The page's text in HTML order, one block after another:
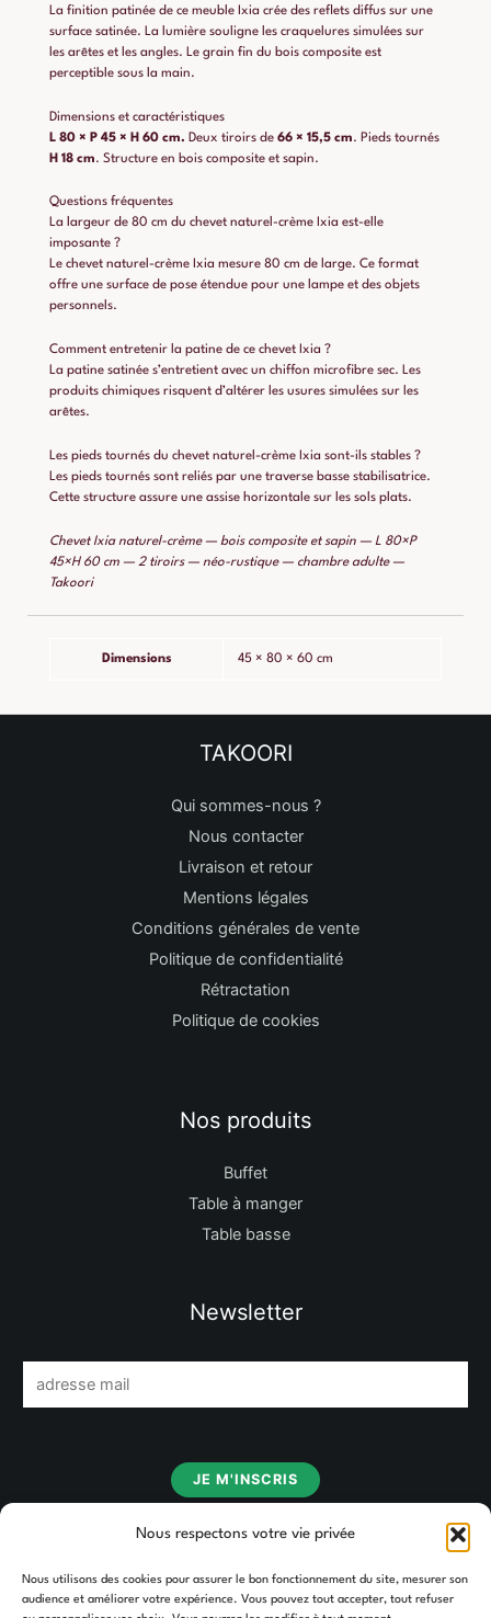
Nous respectons votre vie privée
Nous utilisons des cookies pour assurer le bon fonctionnement du site, mesurer son
audience et améliorer votre expérience. Vous pouvez tout accepter, tout refuser
La finition patinée de ce meuble Ixia crée des reflets diffus sur une
surface satinée. La lumière souligne les craquelures simulées sur
les arêtes et les angles. Le grain fin du bois composite est
perceptible sous la main.
Dimensions et caractéristiques
L 80 × P 45 × H 60 cm. Deux tiroirs de 66 × 15,5 cm. Pieds tournés
H 18 cm. Structure en bois composite et sapin.
Questions fréquentes
La largeur de 80 cm du chevet naturel-crème Ixia est-elle
imposante ?
Le chevet naturel-crème Ixia mesure 80 cm de large. Ce format
offre une surface de pose étendue pour une lampe et des objets
personnels.
Comment entretenir la patine de ce chevet Ixia ?
La patine satinée s’entretient avec un chiffon microfibre sec. Les
produits chimiques risquent d’altérer les usures simulées sur les
arêtes.
Les pieds tournés du chevet naturel-crème Ixia sont-ils stables ?
Les pieds tournés sont reliés par une traverse basse stabilisatrice.
Cette structure assure une assise horizontale sur les sols plats.
Chevet Ixia naturel-crème — bois composite et sapin — L 80×P
45×H 60 cm — 2 tiroirs — néo-rustique — chambre adulte —
Takoori
Dimensions 45 × 80 × 60 cm
TAKOORI
Qui sommes-nous ?
Nous contacter
Livraison et retour
Mentions légales
Conditions générales de vente
Politique de confidentialité
Rétractation
Politique de cookies
Nos produits
Buffet
Table à manger
Table basse
Newsletter
m
JE M'INSCRIS